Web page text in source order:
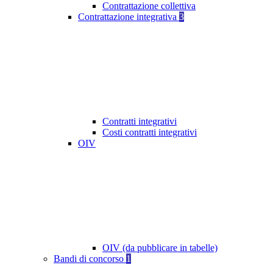
Contrattazione collettiva
Contrattazione integrativa 3
Contratti integrativi
Costi contratti integrativi
OIV
OIV (da pubblicare in tabelle)
Bandi di concorso 1